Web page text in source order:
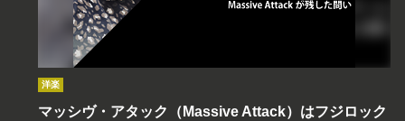
洋楽
マッシヴ・アタック（Massive Attack）はフジロック